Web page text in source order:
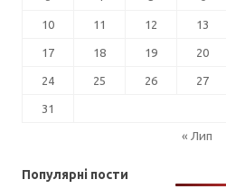
10 11 12 13
17 18 19 20
24 25 26 27
31
« Лип
Популярні пости